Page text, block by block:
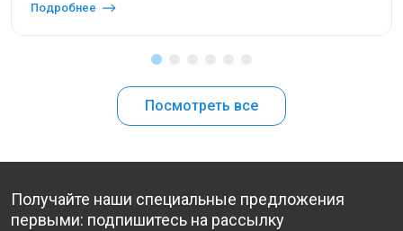
Подробнее
Посмотреть все
Получайте наши специальные предложения
первыми: подпишитесь на рассылку